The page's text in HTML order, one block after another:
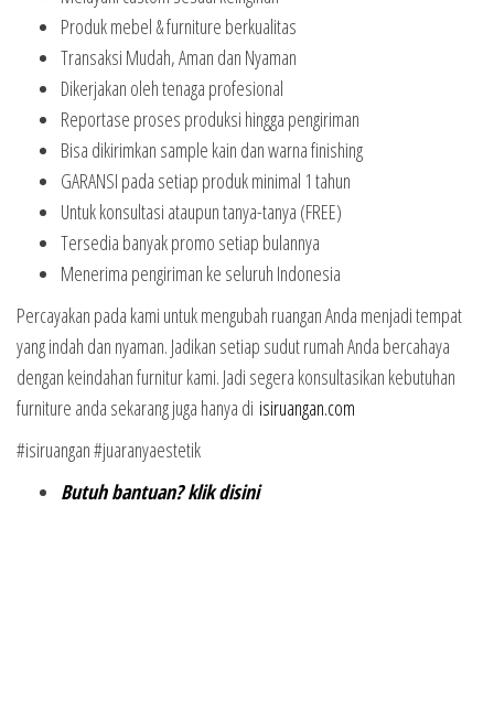
Produk mebel & furniture berkualitas
Transaksi Mudah, Aman dan Nyaman
Dikerjakan oleh tenaga profesional
Reportase proses produksi hingga pengiriman
Bisa dikirimkan sample kain dan warna finishing
GARANSI pada setiap produk minimal 1 tahun
Untuk konsultasi ataupun tanya-tanya (FREE)
Tersedia banyak promo setiap bulannya
Menerima pengiriman ke seluruh Indonesia
Percayakan pada kami untuk mengubah ruangan Anda menjadi tempat
yang indah dan nyaman. Jadikan setiap sudut rumah Anda bercahaya
dengan keindahan furnitur kami. Jadi segera konsultasikan kebutuhan
furniture anda sekarang juga hanya di isiruangan.com
#isiruangan #juaranyaestetik
Butuh bantuan? klik disini